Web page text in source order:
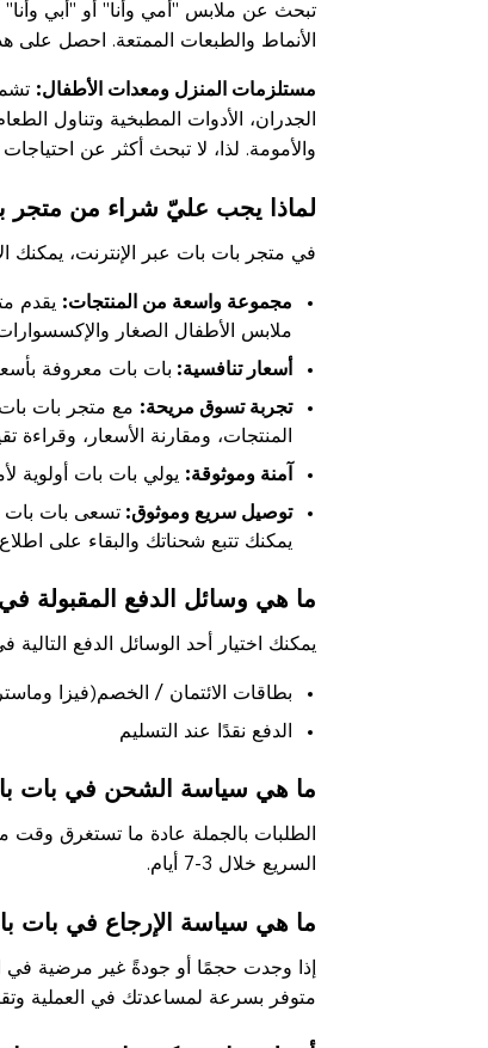
تبحث عن ملابس "أمي وأنا" أو "أبي وأنا"
الأنماط والطبعات الممتعة. احصل
مستلزمات المنزل ومعدات الأطفال:
الجدران، الأدوات المطبخية وتناول
والأمومة. لذا، لا تبحث أكثر عن
لماذا يجب عليّ شراء من متجر
في متجر بات بات عبر الإنترنت، يمكنك
مجموعة واسعة من المنتجات: يقدم
ملابس الأطفال الصغار
أسعار تنافسية: بات بات معروفة
تجربة تسوق مريحة: مع متجر بات
المنتجات، ومقارنة الأسعار، وقراءة
آمنة وموثوقة: يولي بات بات أولوية
توصيل سريع وموثوق: تسعى بات بات
يمكنك تتبع شحناتك والبقاء على
ما هي وسائل الدفع المقبولة
يمكنك اختيار أحد الوسائل الدفع التالية
بطاقات الائتمان / الخصم(فيزا
الدفع نقدًا عند التسليم
ما هي سياسة الشحن في بات
السريع خلال 3-7 أيام.
ما هي سياسة الإرجاع في بات
متوفر بسرعة لمساعدتك في العملية